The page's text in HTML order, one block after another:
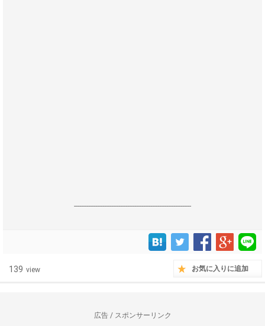
------------------------------------------------------------------
139 view お気に入りに追加
広告 / スポンサーリンク